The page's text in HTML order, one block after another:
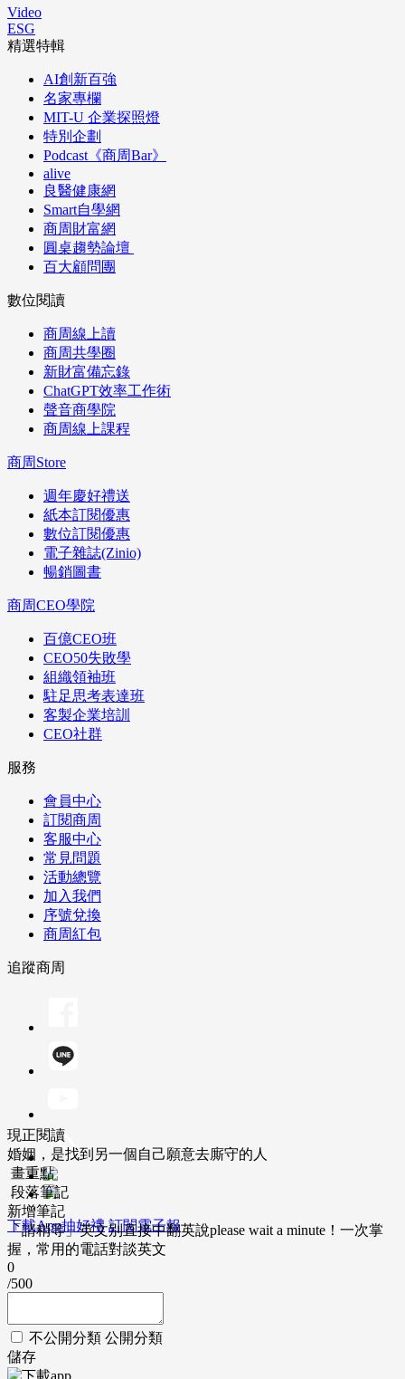
Video
ESG
精選特輯
AI創新百強
名家專欄
MIT-U 企業探照燈
特別企劃
Podcast《商周Bar》
alive
良醫健康網
Smart自學網
商周財富網
圓桌趨勢論壇
百大顧問團
數位閱讀
商周線上讀
商周共學圈
新財富備忘錄
ChatGPT效率工作術
聲音商學院
商周線上課程
商周Store
週年慶好禮送
紙本訂閱優惠
數位訂閱優惠
電子雜誌(Zinio)
暢銷圖書
商周CEO學院
百億CEO班
CEO50失敗學
組織領袖班
駐足思考表達班
客製企業培訓
CEO社群
服務
會員中心
訂閱商周
客服中心
常見問題
活動總覽
加入我們
序號兌換
商周紅包
追蹤商周
下載App抽好禮 訂閱電子報
現正閱讀
婚姻，是找到另一個自己願意去廝守的人
畫重點
段落筆記
新增筆記
「請稍等」英文別直接中翻英說please wait a minute！一次掌
握，常用的電話對談英文
0
/500
不公開分類 公開分類
儲存